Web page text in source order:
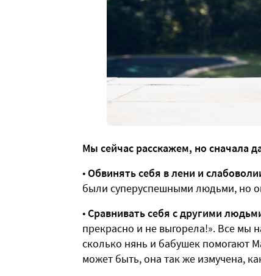
Мы сейчас расскажем, но сначала
• Обвинять себя в лени и
были суперуспешными людьми, но
• Сравнивать себя с другими
прекрасно и не выгорела!». Все мы
сколько нянь и бабушек помогают
может быть, она так же измучена,